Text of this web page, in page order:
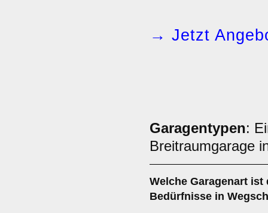
→ Jetzt
Garagentypen:
Breitraumgarage
Welche Garagenart ist
Bedürfnisse in